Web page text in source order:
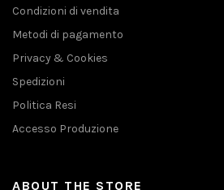
Condizioni di vendita
Metodi di pagamento
Privacy & Cookies
Spedizioni
Politica Resi
Accesso Produzione
ABOUT THE STORE